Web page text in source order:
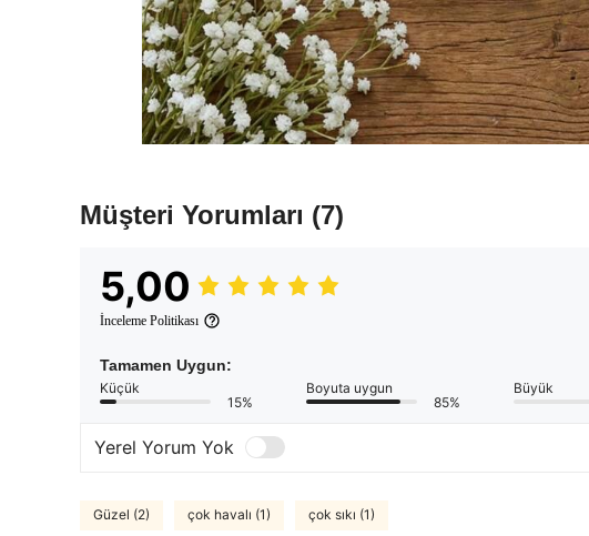
Müşteri Yorumları (7)
5,00
İnceleme Politikası
Tamamen Uygun:
Küçük
15%
Boyuta uygun
85%
Büyük
Yerel Yorum Yok
Güzel (2) çok havalı (1) çok sıkı (1)